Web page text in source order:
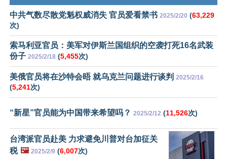
中共气数尽散党魁权威消失 官员爱看禁书 2025/2/20 (63,229
次)
索马利亚官员：美军对伊斯兰国组织的空袭打死16名武装
份子 2025/2/18 (5,455次)
美俄官员将在沙特会晤 就乌克兰问题进行谈判 2025/2/16
(5,241次)
“新星”官员能为中国带来希望吗？ 2025/2/12 (11,526次)
台湾派官员赴美 力求避免川普对台加征关
税 🖼️ 2025/2/9 (6,007次)